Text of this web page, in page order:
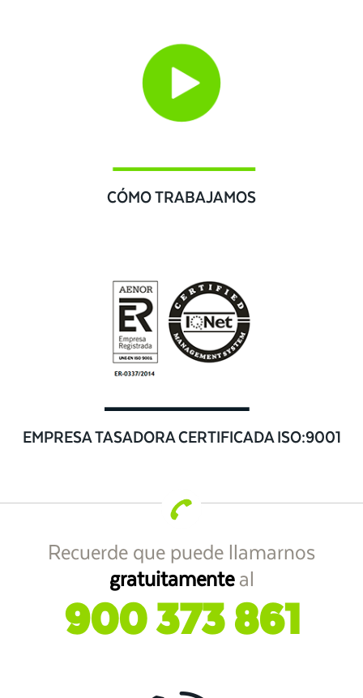
CÓMO TRABAJAMOS
EMPRESA TASADORA CERTIFICADA ISO:9001
Recuerde que puede llamarnos
gratuitamenteal
900 373 861